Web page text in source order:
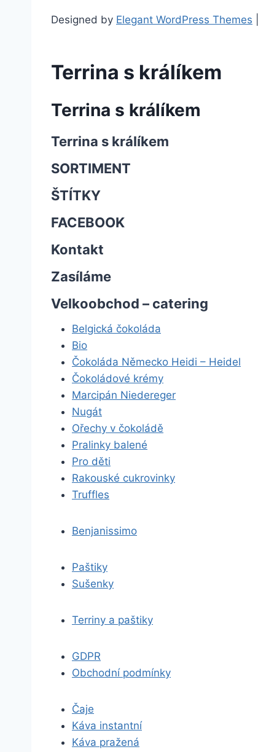
Designed by Elegant WordPress Themes
Terrina s králíkem
Terrina s králíkem
Terrina s králíkem
SORTIMENT
ŠTÍTKY
FACEBOOK
Kontakt
Zasíláme
Velkoobchod – catering
Belgická čokoláda
Bio
Čokoláda Německo Heidi – Heidel
Čokoládové krémy
Marcipán Niedereger
Nugát
Ořechy v čokoládě
Pralinky balené
Pro děti
Rakouské cukrovinky
Truffles
Benjanissimo
Paštiky
Sušenky
Terriny a paštiky
GDPR
Obchodní podmínky
Čaje
Káva instantní
Káva pražená